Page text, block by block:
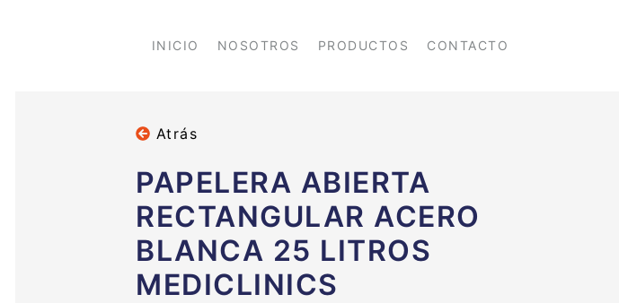
INICIO NOSOTROS PRODUCTOS CONTACTO
Atrás
PAPELERA ABIERTA
RECTANGULAR ACERO
BLANCA 25 LITROS
MEDICLINICS